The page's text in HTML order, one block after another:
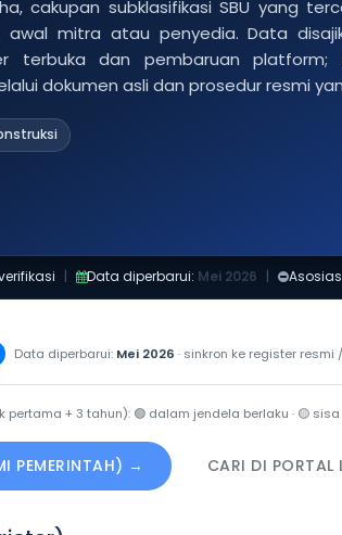
cakupan subklasifikasi SBU yang
awal mitra atau penyedia. Data
terbuka dan pembaruan platform;
dokumen asli dan prosedur resmi
| Data diperbarui: Mei 2026 |
Data diperbarui: Mei 2026 · sinkron ke register resmi /
pertama + 3 tahun): 🟢 dalam jendela berlaku · 🟡 sisa
PEMERINTAH) → CARI DI